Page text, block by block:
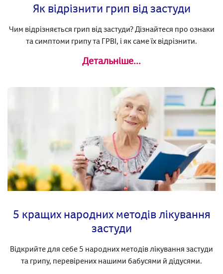
Як відрізнити грип від застуди
Чим відрізняється грип від застуди? Дізнайтеся про ознаки
та симптоми грипу та ГРВІ, і як саме їх відрізнити.
Детальніше...
5 кращих народних методів лікування
застуди
Відкрийте для себе 5 народних методів лікування застуди
та грипу, перевірених нашими бабусями й дідусями.